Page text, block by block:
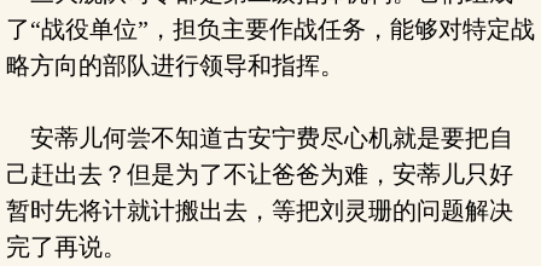
了“战役单位”，担负主要作战任务，能够对特定战
略方向的部队进行领导和指挥。
安蒂儿何尝不知道古安宁费尽心机就是要把自
己赶出去？但是为了不让爸爸为难，安蒂儿只好
暂时先将计就计搬出去，等把刘灵珊的问题解决
完了再说。